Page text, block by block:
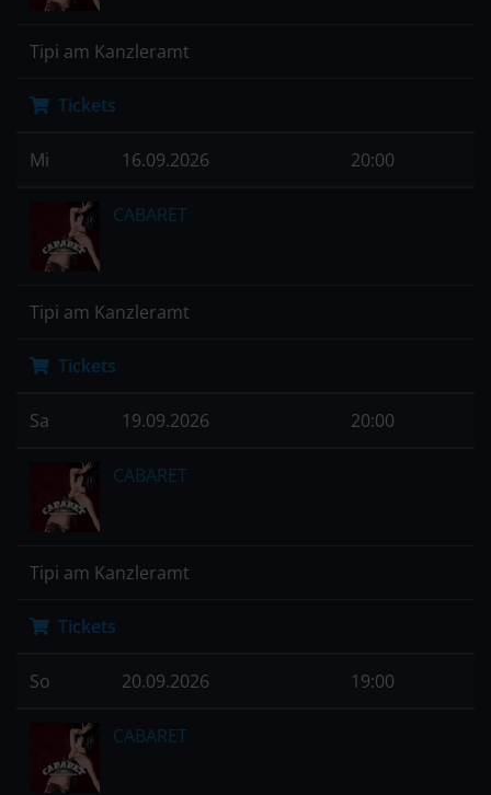
Tipi am Kanzleramt
Tickets
Mi 16.09.2026 20:00
CABARET
Tipi am Kanzleramt
Tickets
Sa 19.09.2026 20:00
CABARET
Tipi am Kanzleramt
Tickets
So 20.09.2026 19:00
CABARET